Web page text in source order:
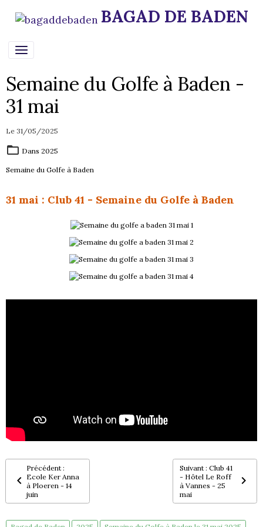
BAGAD DE BADEN
Semaine du Golfe à Baden -
31 mai
Le 31/05/2025
Dans 2025
Semaine du Golfe à Baden
31 mai : Club 41 - Semaine du Golfe à Baden
Précédent :
Ecole Ker Anna
à Ploeren - 14
juin
Suivant : Club 41
- Hôtel Le Roff
à Vannes - 25
mai